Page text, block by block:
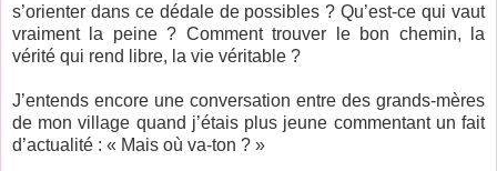
s’orienter dans ce dédale de possibles ? Qu’est-ce qui vaut
vraiment la peine ? Comment trouver le bon chemin, la
vérité qui rend libre, la vie véritable ?
J’entends encore une conversation entre des grands-mères
de mon village quand j’étais plus jeune commentant un fait
d’actualité : « Mais où va-ton ? »